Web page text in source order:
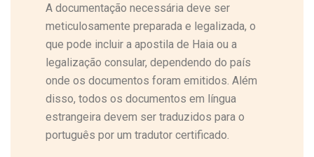
A documentação necessária deve ser
meticulosamente preparada e legalizada, o
que pode incluir a apostila de Haia ou a
legalização consular, dependendo do país
onde os documentos foram emitidos. Além
disso, todos os documentos em língua
estrangeira devem ser traduzidos para o
português por um tradutor certificado.